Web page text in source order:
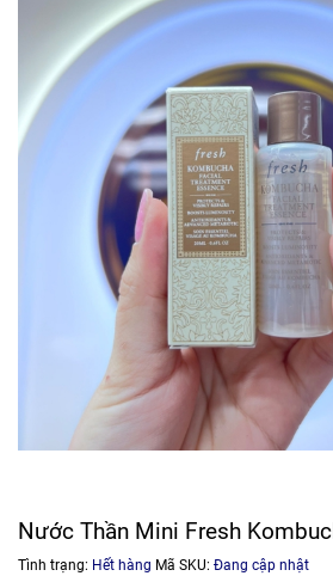
Nước Thần Mini Fresh
Tình trạng: Hết hàng Mã SKU: Đang cập nhật